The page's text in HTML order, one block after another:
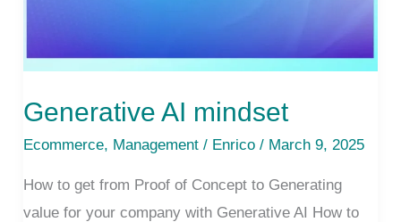
Generative AI mindset
Ecommerce, Management / Enrico/ March 9, 2025
How to get from Proof of Concept to Generating
value for your company with Generative AI How to